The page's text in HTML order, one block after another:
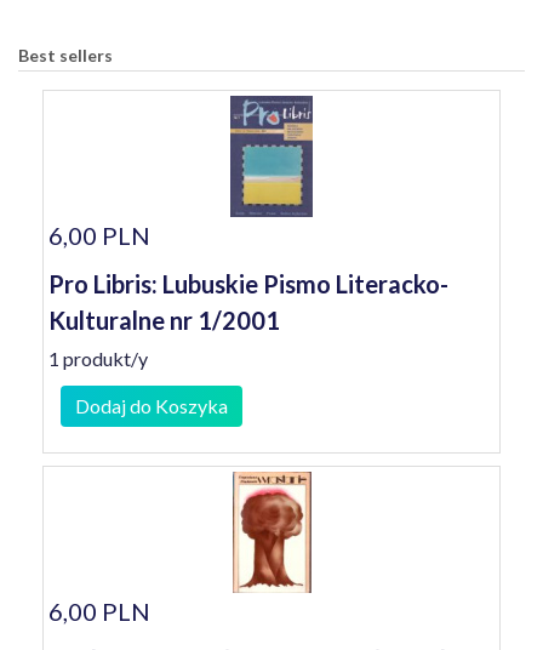
Best sellers
6,00 PLN
Pro Libris: Lubuskie Pismo Literacko-
Kulturalne nr 1/2001
1 produkt/y
Dodaj do Koszyka
6,00 PLN